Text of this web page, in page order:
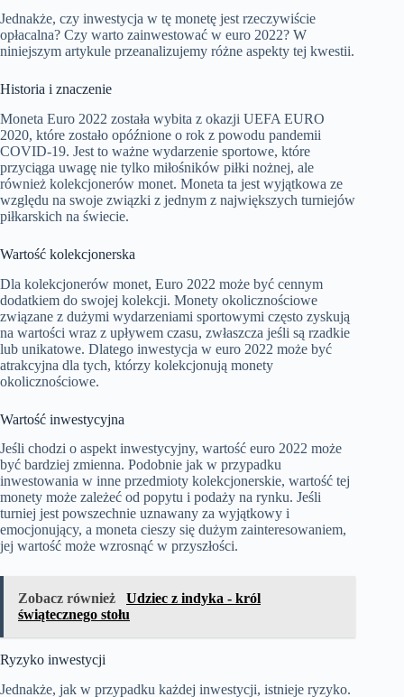
Jednakże, czy inwestycja w tę monetę jest rzeczywiście
opłacalna? Czy warto zainwestować w euro 2022? W
niniejszym artykule przeanalizujemy różne aspekty tej kwestii.
Historia i znaczenie
Moneta Euro 2022 została wybita z okazji UEFA EURO
2020, które zostało opóźnione o rok z powodu pandemii
COVID-19. Jest to ważne wydarzenie sportowe, które
przyciąga uwagę nie tylko miłośników piłki nożnej, ale
również kolekcjonerów monet. Moneta ta jest wyjątkowa ze
względu na swoje związki z jednym z największych turniejów
piłkarskich na świecie.
Wartość kolekcjonerska
Dla kolekcjonerów monet, Euro 2022 może być cennym
dodatkiem do swojej kolekcji. Monety okolicznościowe
związane z dużymi wydarzeniami sportowymi często zyskują
na wartości wraz z upływem czasu, zwłaszcza jeśli są rzadkie
lub unikatowe. Dlatego inwestycja w euro 2022 może być
atrakcyjna dla tych, którzy kolekcjonują monety
okolicznościowe.
Wartość inwestycyjna
Jeśli chodzi o aspekt inwestycyjny, wartość euro 2022 może
być bardziej zmienna. Podobnie jak w przypadku
inwestowania w inne przedmioty kolekcjonerskie, wartość tej
monety może zależeć od popytu i podaży na rynku. Jeśli
turniej jest powszechnie uznawany za wyjątkowy i
emocjonujący, a moneta cieszy się dużym zainteresowaniem,
jej wartość może wzrosnąć w przyszłości.
Zobacz również
Udziec z indyka - król
świątecznego stołu
Ryzyko inwestycji
Jednakże, jak w przypadku każdej inwestycji, istnieje ryzyko.